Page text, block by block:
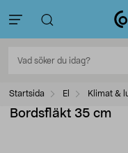
Startsida El Klimat &
Bordsfläkt 35 cm